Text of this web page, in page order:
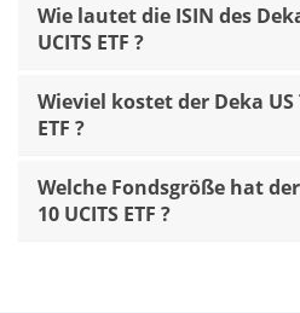
Wie lautet die ISIN des
UCITS ETF ?
Wieviel kostet der Deka US
ETF ?
Welche Fondsgröße hat
10 UCITS ETF ?